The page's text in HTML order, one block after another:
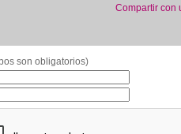
Compartir con
son obligatorios)